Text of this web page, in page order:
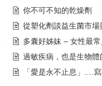
你不可不知的乾燥劑
從塑化劑談益生菌市場